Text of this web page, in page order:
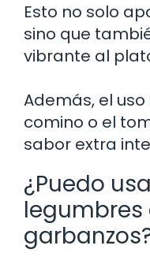
Esto no solo
sino que
vibrante al
Además, el
comino o el
sabor extra
¿Puedo
legumbres